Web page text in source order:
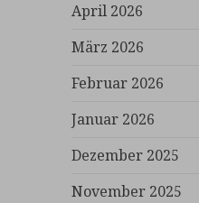
April 2026
März 2026
Februar 2026
Januar 2026
Dezember 2025
November 2025